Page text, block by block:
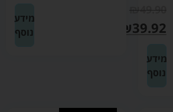
₪49.90
₪39.92
מידע
נוסף
מידע
נוסף